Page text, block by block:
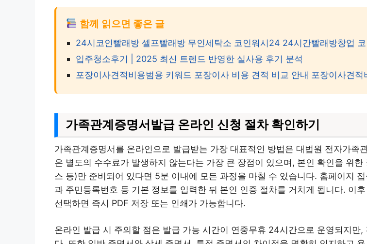
함께 읽으면 좋은 글
24시코인빨래방 셀프빨래방 무인세탁소 코인워시24 24시간빨래방창업
입주청소후기 | 2025 최신 트렌드 반영한 실사용 후기 분석
포장이사견적비용범용 키워드 포장이사 비용 견적 비교 안내 포장이사견적
가족관계증명서발급 온라인 신청 절차 확인하기
가족관계증명서를 온라인으로 발급받는 가장 대표적인 방법은 대법원 전자가족
은 별도의 수수료가 발생하지 않는다는 가장 큰 장점이 있으며, 본인 확인을 위
스 등)만 준비되어 있다면 5분 이내에 모든 과정을 마칠 수 있습니다. 홈페이지
과 주민등록번호 등 기본 정보를 입력한 뒤 본인 인증 절차를 거치게 됩니다. 이
선택하면 즉시 PDF 저장 또는 인쇄가 가능합니다.
온라인 발급 시 주의할 점은 발급 가능 시간이 연중무휴 24시간으로 운영되지